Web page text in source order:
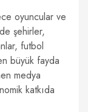
oyuncular ve
şehirler,
futbol
büyük fayda
medya
katkıda